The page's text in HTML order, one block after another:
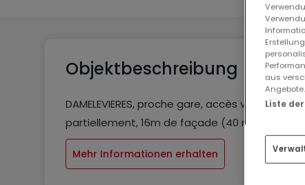
Objektbeschreibung
DAMELEVIERES, proche gare, accès voie
partiellement, 16m de façade (40 m de
Mehr Informationen erhalten
aus
Liste